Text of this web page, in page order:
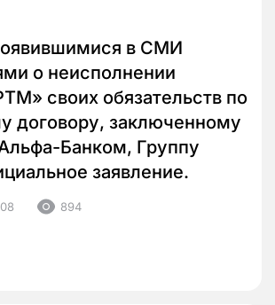
в СМИ
о неисполнении
своих обязательств по
договору, заключенному
Банком, Группу
заявление.
894